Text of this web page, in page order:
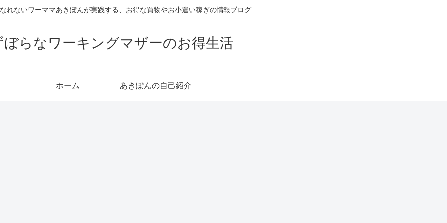
れないワーママあきぽんが実践する、お得な買物やお小遣い稼ぎの情報ブログ
ぼらなワーキングマザーのお得生活
ホーム あきぽんの自己紹介